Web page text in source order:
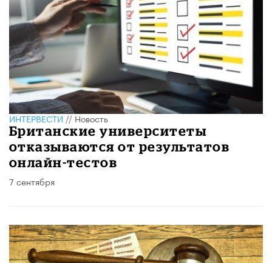
ИНТЕРВЕСТИ//Новость
Британские университеты
отказываются от результатов
онлайн-тестов
7 сентября